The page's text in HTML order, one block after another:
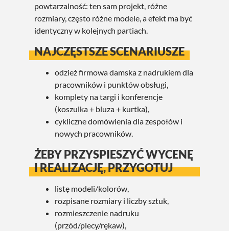
powtarzalność: ten sam projekt, różne
rozmiary, często różne modele, a efekt ma być
identyczny w kolejnych partiach.
NAJCZĘSTSZE SCENARIUSZE
odzież firmowa damska z nadrukiem dla
pracowników i punktów obsługi,
komplety na targi i konferencje
(koszulka + bluza + kurtka),
cykliczne domówienia dla zespołów i
nowych pracowników.
ŻEBY PRZYSPIESZYĆ WYCENĘ
I REALIZACJĘ, PRZYGOTUJ
listę modeli/kolorów,
rozpisane rozmiary i liczby sztuk,
rozmieszczenie nadruku
(przód/plecy/rękaw),